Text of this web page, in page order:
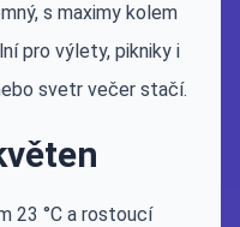
s maximy kolem
pro výlety, pikniky i
svetr večer stačí.
23 °C a rostoucí